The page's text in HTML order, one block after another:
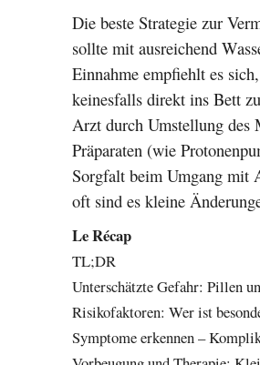
Die beste Strategie zur
sollte mit ausreichend
Einnahme empfiehlt es
keinesfalls direkt ins Bett
Arzt durch Umstellung des
Präparaten (wie
Sorgfalt beim Umgang mit
oft sind es kleine
Le Récap
TL;DR
Unterschätzte Gefahr: Pillen
Risikofaktoren: Wer ist
Symptome erkennen –